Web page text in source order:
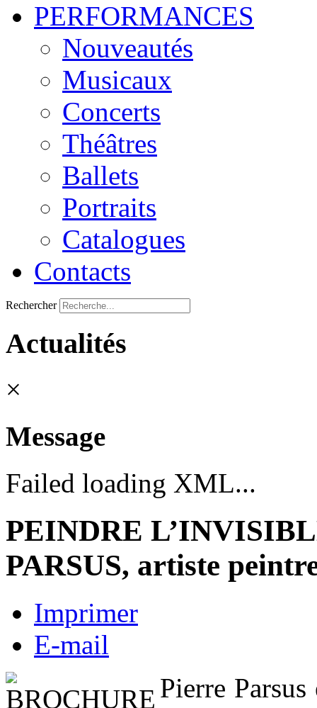
PERFORMANCES
Nouveautés
Musicaux
Concerts
Théâtres
Ballets
Portraits
Catalogues
Contacts
Rechercher
Actualités
×
Message
Failed loading XML...
PEINDRE
PARSUS, artiste
Imprimer
E-mail
Pierre